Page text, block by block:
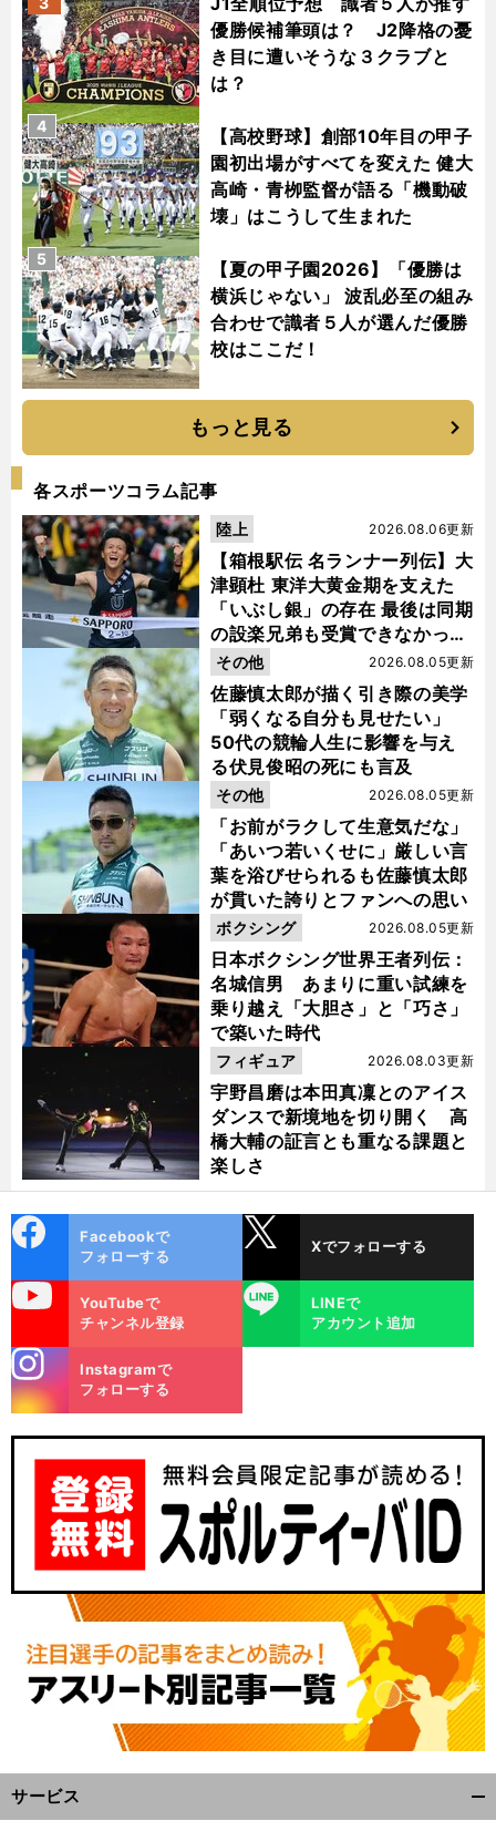
優勝候補筆頭は？ J2降格の憂
き目に遭いそうな３クラブと
は？
【高校野球】創部10年目の甲子
園初出場がすべてを変えた 健大
高崎・青栁監督が語る「機動破
壊」はこうして生まれた
4
【夏の甲子園2026】「優勝は
横浜じゃない」 波乱必至の組み
合わせで識者５人が選んだ優勝
校はここだ！
5
もっと見る
各スポーツコラム記事
【箱根駅伝 名ランナー列伝】大
津顕杜 東洋大黄金期を支えた
「いぶし銀」の存在 最後は同期
の設楽兄弟も受賞できなかった
金栗杯に輝く
2026.08.06更新
陸上
佐藤慎太郎が描く引き際の美学
「弱くなる自分も見せたい」
50代の競輪人生に影響を与え
る伏見俊昭の死にも言及
2026.08.05更新
その他
「お前がラクして生意気だな」
「あいつ若いくせに」厳しい言
葉を浴びせられるも佐藤慎太郎
が貫いた誇りとファンへの思い
2026.08.05更新
その他
日本ボクシング世界王者列伝：
名城信男 あまりに重い試練を
乗り越え「大胆さ」と「巧さ」
で築いた時代
2026.08.05更新
ボクシング
宇野昌磨は本田真凜とのアイス
ダンスで新境地を切り開く 高
橋大輔の証言とも重なる課題と
楽しさ
2026.08.03更新
フィギュア
ok
Facebookで
フォローする
Xでフォローする
YouTubeで
チャンネル登録
LINE
LINEで
アカウント追加
m
Instagramで
フォローする
サービス